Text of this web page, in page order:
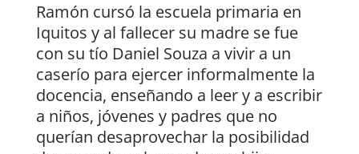
Ramón cursó la escuela primaria en
Iquitos y al fallecer su madre se fue
con su tío Daniel Souza a vivir a un
caserío para ejercer informalmente la
docencia, enseñando a leer y a escribir
a niños, jóvenes y padres que no
querían desaprovechar la posibilidad